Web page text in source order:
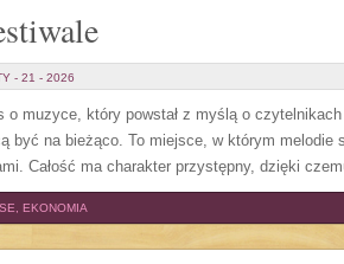
- 21 - 2026
o muzyce, który powstał z myślą o
być na bieżąco. To miejsce, w którym melodie
Całość ma charakter przystępny, dzięki
EKONOMIA